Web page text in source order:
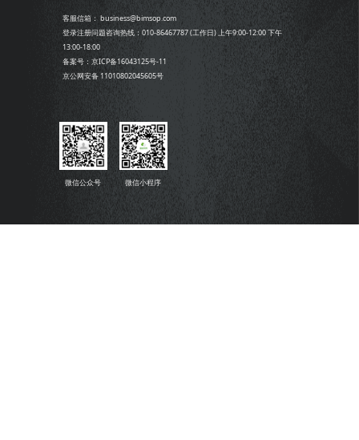
客服信箱： business@bimsop.com
登录注册问题咨询热线：010-86467787 (工作日) 上午9:00-12:00 下午
13:00-18:00
备案号：京ICP备16043125号-11
京公网安备 11010802045605号
微信公众号 微信小程序